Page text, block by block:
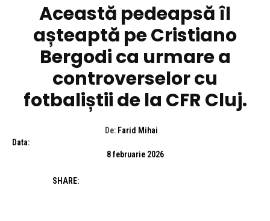
Această pedeapsă îl
așteaptă pe Cristiano
Bergodi ca urmare a
controverselor cu
fotbaliștii de la CFR Cluj.
De: Farid Mihai
Data:
8 februarie 2026
SHARE: